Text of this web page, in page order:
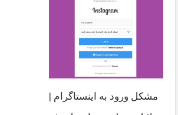
مشکل ورود به اینستاگرام |